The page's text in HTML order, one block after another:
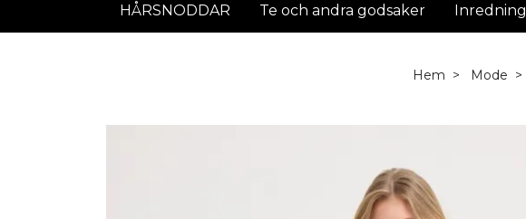
HÅRSNODDAR
Te och andra godsaker Inredning
Hem Mode